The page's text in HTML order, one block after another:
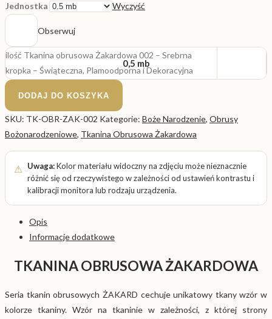
Jednostka Wyczyść
Obserwuj
ilość Tkanina obrusowa Żakardowa 002 – Srebrna
kropka – Świąteczna, Plamoodporna i Dekoracyjna
0,5 mb
DODAJ DO KOSZYKA
SKU: TK-OBR-ZAK-002 Kategorie: Boże Narodzenie, Obrusy
Bożonarodzeniowe, Tkanina Obrusowa Żakardowa
Uwaga:Kolor materiału widoczny na zdjęciu może nieznacznie
różnić się od rzeczywistego w zależności od ustawień kontrastu i
kalibracji monitora lub rodzaju urządzenia.
Opis
Informacje dodatkowe
TKANINA OBRUSOWA ŻAKARDOWA
Seria tkanin obrusowych ŻAKARD cechuje unikatowy tkany wzór w
kolorze tkaniny. Wzór na tkaninie w zależności, z której strony